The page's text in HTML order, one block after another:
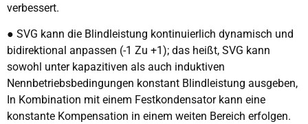
verbessert.
● SVG kann die Blindleistung kontinuierlich dynamisch und
bidirektional anpassen (-1 Zu +1); das heißt, SVG kann
sowohl unter kapazitiven als auch induktiven
Nennbetriebsbedingungen konstant Blindleistung ausgeben,
In Kombination mit einem Festkondensator kann eine
konstante Kompensation in einem weiten Bereich erfolgen.